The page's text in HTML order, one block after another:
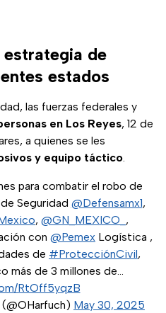
estrategia de
estados
las fuerzas federales y
en Los Reyes, 12 de
a quienes se les
y equipo táctico.
para combatir el robo de
Seguridad @Defensamx1,
, @GN_MEXICO_ ,
con @Pemex Logística ,
de #ProtecciónCivil,
más de 3 millones de…
RtOff5yqzB
May 30, 2025